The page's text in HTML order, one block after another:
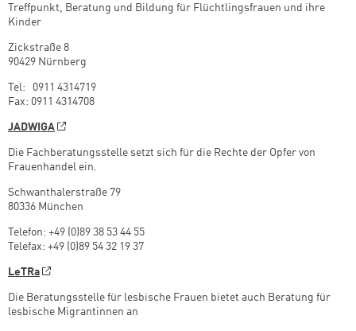
Treffpunkt, Beratung und Bildung für Flüchtlingsfrauen und ihre
Kinder
Zickstraße 8
90429 Nürnberg
Tel: 0911 4314719
Fax: 0911 4314708
JADWIGA
Die Fachberatungsstelle setzt sich für die Rechte der Opfer von
Frauenhandel ein.
Schwanthalerstraße 79
80336 München
Telefon: +49 (0)89 38 53 44 55
Telefax: +49 (0)89 54 32 19 37
LeTRa
Die Beratungsstelle für lesbische Frauen bietet auch Beratung für
lesbische Migrantinnen an